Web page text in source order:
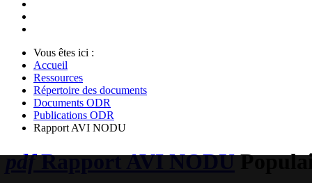
Vous êtes ici :
Accueil
Ressources
Répertoire des documents
Documents ODR
Publications ODR
Rapport AVI NODU
pdf Rapport AVI NODU